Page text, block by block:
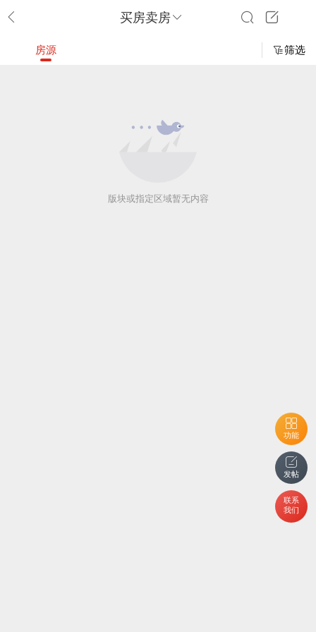
买房卖房
功能
发帖
联系
我们
房源 筛选
版块或指定区域暂无内容